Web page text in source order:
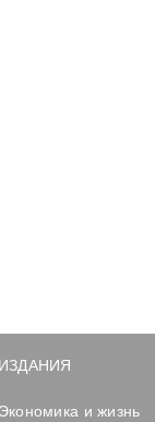
ИЗДАНИЯ
Экономика и жизнь